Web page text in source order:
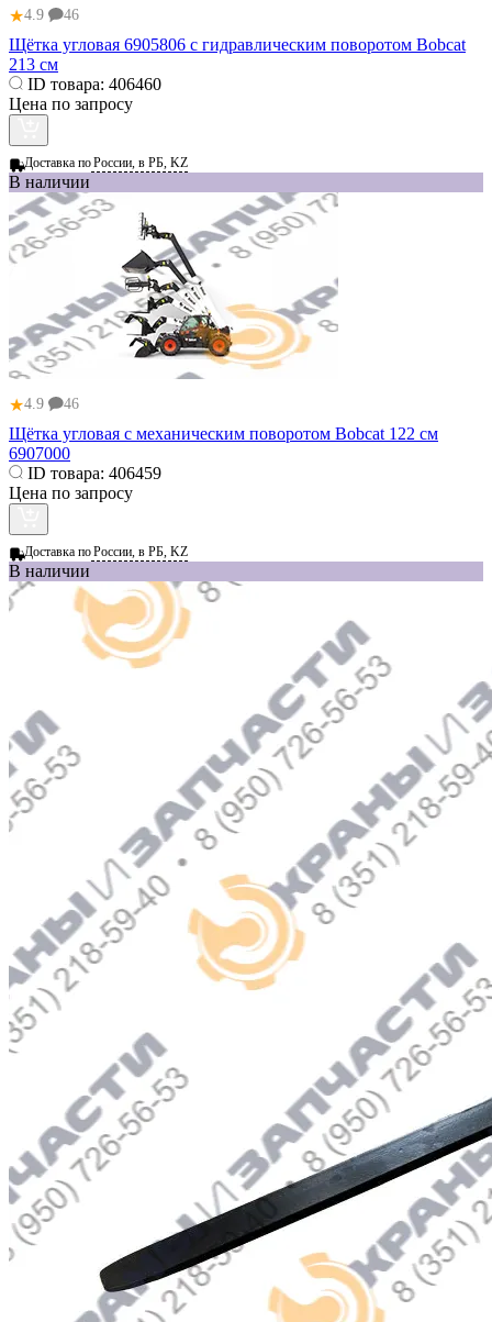
★4.9 46
Щётка угловая 6905806 с гидравлическим поворотом Bobcat
213 см
ID товара: 406460
Цена по запросу
Доставка поРоссии, в РБ, KZ
В наличии
★4.9 46
Щётка угловая с механическим поворотом Bobcat 122 см
6907000
ID товара: 406459
Цена по запросу
Доставка поРоссии, в РБ, KZ
В наличии